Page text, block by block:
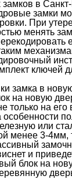
замки
При
менять
ключей
замка в
на новую
только на
или
менее 3-4мм,
и
блок на